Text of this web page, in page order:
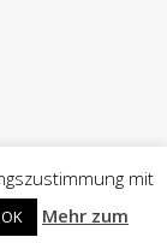
mit
OK
Mehr zum